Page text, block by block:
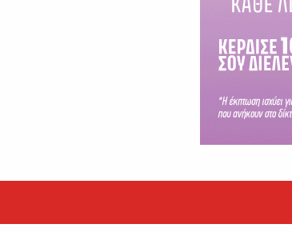
τα EBITDA το εξάμηνο
επιδόσεις κατά...